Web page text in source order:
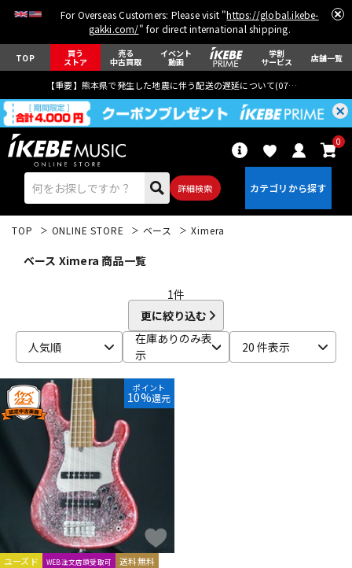
For Overseas Customers: Please visit "https://global.ikebe-
gakki.com/" for direct international shipping.
TOP 買う
ストア
売る
中古買取
イベント
動画
学割
サービス 店舗一覧
【重要】熊本県で発生した地震に伴う配送の遅延について(07月29日
詳細検索
0
ベース
ドラム
キーボード
管楽器
TOP ONLINE STORE ベース Ximera
ベース Ximera 商品一覧
1件
更に絞り込む
人気順
在庫ありのみ表
示
20 件表示
ポイント
10%還元
ユーズド WEB注文店頭受取可 送料無料